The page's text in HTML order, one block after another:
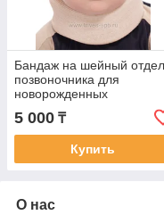
Бандаж на шейный отдел
позвоночника для
новорожденных
5 000 ₸
Купить
О нас